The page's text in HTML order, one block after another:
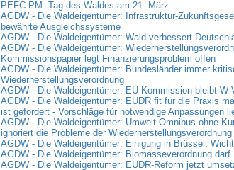
PEFC PM: Tag des Waldes am 21. März
AGDW - Die Waldeigentümer: Infrastruktur-
bewährte Ausgleichssysteme
AGDW - Die Waldeigentümer: Wald verbessert
AGDW - Die Waldeigentümer:
Kommissionspapier legt Finanzierungsproblem offen
AGDW - Die Waldeigentümer: Bundesländer immer
Wiederherstellungsverordnung
AGDW - Die Waldeigentümer: EU-Kommission bleibt
AGDW - Die Waldeigentümer: EUDR fit für die Praxis
ist gefordert - Vorschläge für notwendige Anpassungen
AGDW - Die Waldeigentümer: Umwelt-Omnibus ohne
ignoriert die Probleme der Wiederherstellungsverordnung
AGDW - Die Waldeigentümer: Einigung in Brüssel:
AGDW - Die Waldeigentümer: Biomasseverordnung
AGDW - Die Waldeigentümer: EUDR-Reform jetzt